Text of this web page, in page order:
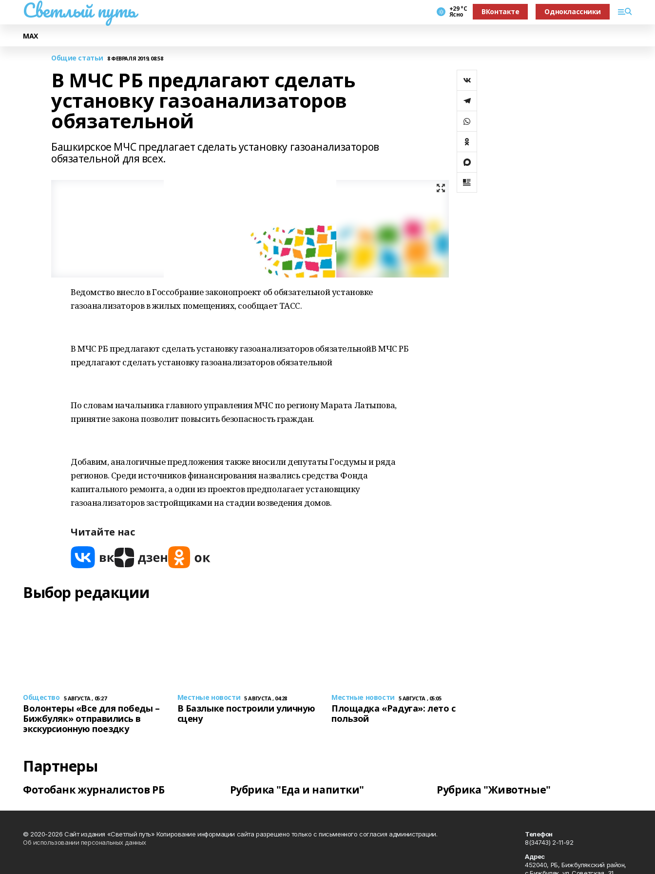
Светлый путь +29 °С
Ясно ВКонтакте Одноклассники
МАХ
Общие статьи 8 ФЕВРАЛЯ 2019, 08:58
В МЧС РБ предлагают сделать
установку газоанализаторов
обязательной
Башкирское МЧС предлагает сделать установку газоанализаторов
обязательной для всех.
Ведомство внесло в Госсобрание законопроект об обязательной установке
газоанализаторов в жилых помещениях, сообщает ТАСС.
В МЧС РБ предлагают сделать установку газоанализаторов обязательнойВ МЧС РБ
предлагают сделать установку газоанализаторов обязательной
По словам начальника главного управления МЧС по региону Марата Латыпова,
принятие закона позволит повысить безопасность граждан.
Добавим, аналогичные предложения также вносили депутаты Госдумы и ряда
регионов. Среди источников финансирования назвались средства Фонда
капитального ремонта, а один из проектов предполагает установщику
газоанализаторов застройщиками на стадии возведения домов.
Читайте нас
Выбор редакции
Общество 5 АВГУСТА , 05:27
Волонтеры «Все для победы –
Бижбуляк» отправились в
экскурсионную поездку
Местные новости 5 АВГУСТА , 04:28
В Базлыке построили уличную
сцену
Местные новости 5 АВГУСТА , 05:05
Площадка «Радуга»: лето с
пользой
Партнеры
Фотобанк журналистов РБ Рубрика "Еда и напитки" Рубрика "Животные"
© 2020-2026 Сайт издания «Светлый путь» Копирование информации сайта разрешено только с письменного согласия администрации.
Об использовании персональных данных
Телефон
8(34743) 2-11-92
Адрес
452040, РБ, Бижбулякский район,